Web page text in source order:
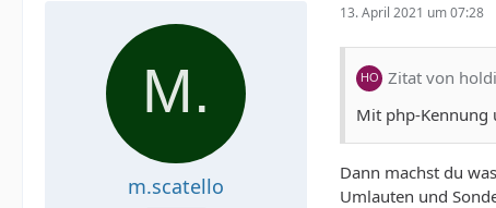
m.scatello
13. April 2021 um 07:28
Zitat von holdi
Mit php-Kennung
Dann machst du
Umlauten und